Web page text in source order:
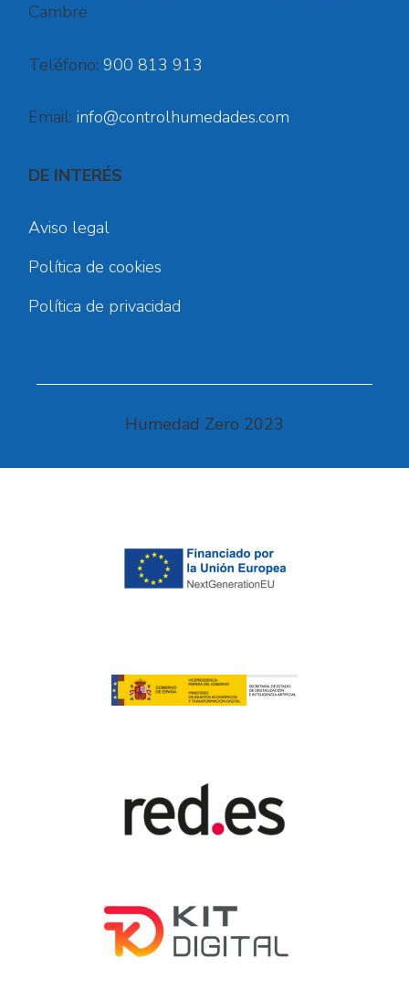
Cambre
Teléfono: 900 813 913
Email: info@controlhumedades.com
DE INTERÉS
Aviso legal
Política de cookies
Política de privacidad
Humedad Zero 2023